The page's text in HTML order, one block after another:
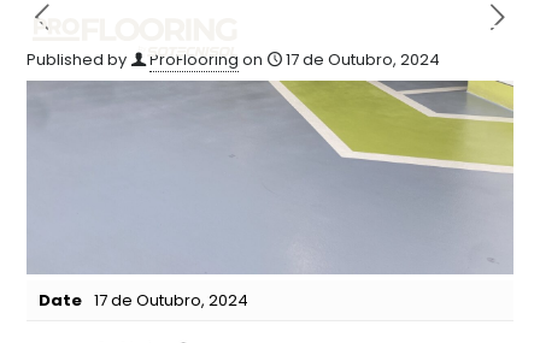
Published by ProFlooring on 17 de Outubro, 2024
Date 17 de Outubro, 2024